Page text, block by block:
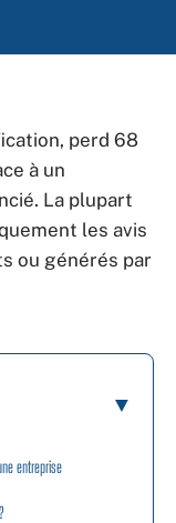
perd 68
à un
La plupart
les avis
ou générés par
entreprise